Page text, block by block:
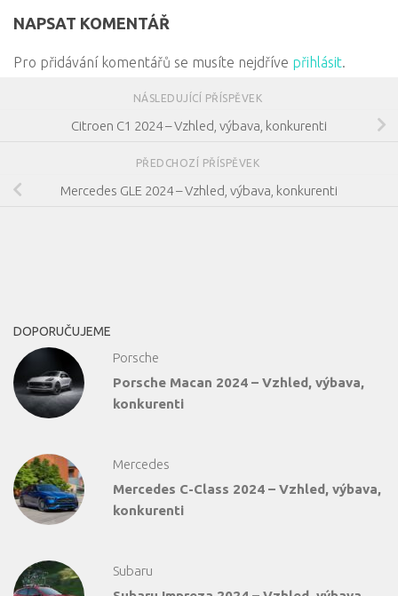
NAPSAT KOMENTÁŘ
Pro přidávání komentářů se musíte nejdříve přihlásit.
NÁSLEDUJÍCÍ PŘÍSPĚVEK
Citroen C1 2024 – Vzhled, výbava, konkurenti
PŘEDCHOZÍ PŘÍSPĚVEK
Mercedes GLE 2024 – Vzhled, výbava, konkurenti
DOPORUČUJEME
Porsche
Porsche Macan 2024 – Vzhled, výbava,
konkurenti
Mercedes
Mercedes C-Class 2024 – Vzhled, výbava,
konkurenti
Subaru